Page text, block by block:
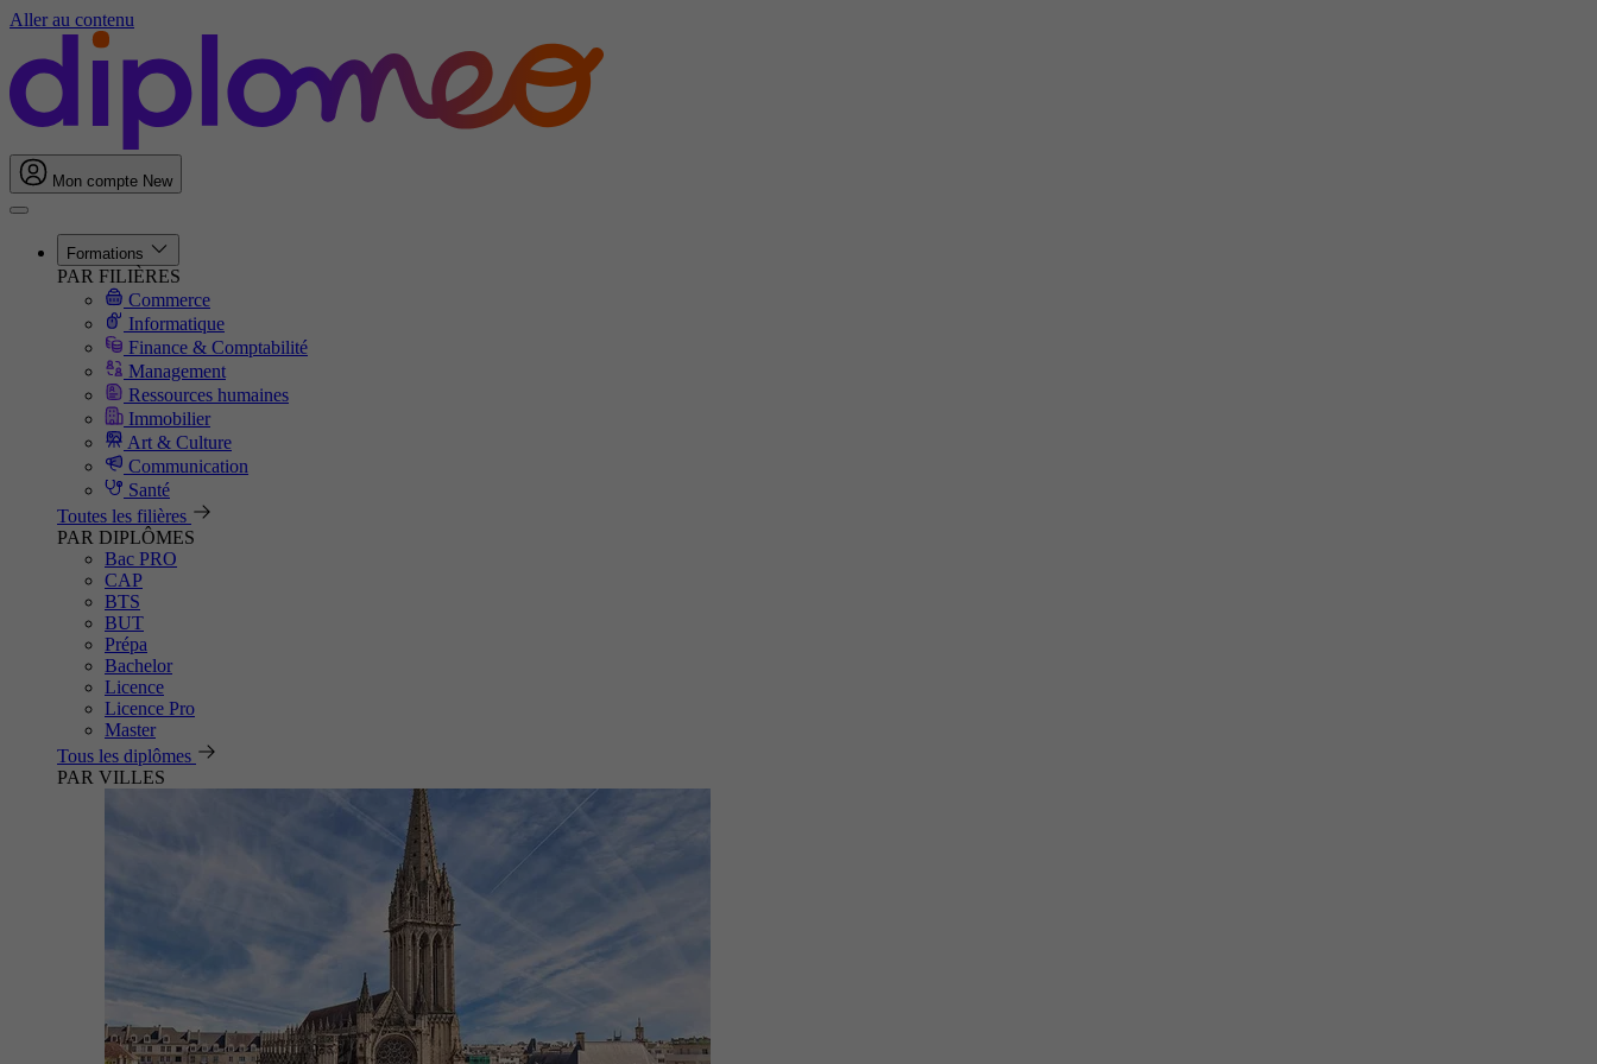
Aller au contenu
Mon compte New
Formations
PAR FILIÈRES
Commerce
Informatique
Finance & Comptabilité
Management
Ressources humaines
Immobilier
Art & Culture
Communication
Santé
Toutes les filières
PAR DIPLÔMES
Bac PRO
CAP
BTS
BUT
Prépa
Bachelor
Licence
Licence Pro
Master
Tous les diplômes
PAR VILLES